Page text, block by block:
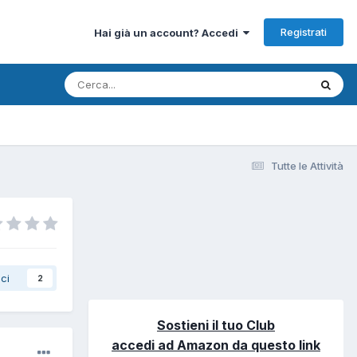
Hai già un account? Accedi Registrati
Tutte le Attività
2
Sostieni il tuo Club
accedi ad Amazon da questo link